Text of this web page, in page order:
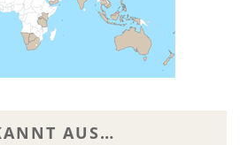
AUS…